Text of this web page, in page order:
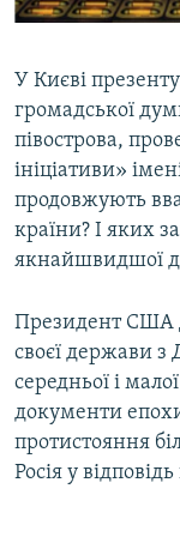
СВІДЧЕННЯ
ІНФОГРАФІКА
Qırımtatar
ДОЛУЧАЙСЯ!
Усі сайти RFE/
У Києві
громадської
півострова,
ініціативи»
продовжують
країни? І яких
якнайшвидшої
Президент США
своєї держави з
середньої і
документи
протистояння
Росія у